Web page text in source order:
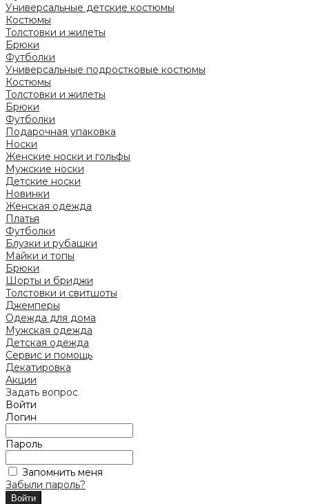
Универсальные детские костюмы
Костюмы
Толстовки и жилеты
Брюки
Футболки
Универсальные подростковые костюмы
Костюмы
Толстовки и жилеты
Брюки
Футболки
Подарочная упаковка
Носки
Женские носки и гольфы
Мужские носки
Детские носки
Новинки
Женская одежда
Платья
Футболки
Блузки и рубашки
Майки и топы
Брюки
Шорты и бриджи
Толстовки и свитшоты
Джемперы
Одежда для дома
Мужская одежда
Детская одежда
Сервис и помощь
Декатировка
Акции
Задать вопрос
Войти
Логин
Пароль
Запомнить меня
Забыли пароль?